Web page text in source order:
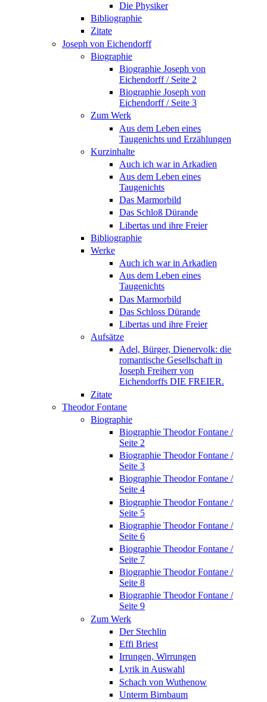
Die Physiker
Bibliographie
Zitate
Joseph von Eichendorff
Biographie
Biographie Joseph von
Eichendorff / Seite 2
Biographie Joseph von
Eichendorff / Seite 3
Zum Werk
Aus dem Leben eines
Taugenichts und Erzählungen
Kurzinhalte
Auch ich war in Arkadien
Aus dem Leben eines
Taugenichts
Das Marmorbild
Das Schloß Dürande
Libertas und ihre Freier
Bibliographie
Werke
Auch ich war in Arkadien
Aus dem Leben eines
Taugenichts
Das Marmorbild
Das Schloss Dürande
Libertas und ihre Freier
Aufsätze
Adel, Bürger, Dienervolk: die
romantische Gesellschaft in
Joseph Freiherr von
Eichendorffs DIE FREIER.
Zitate
Theodor Fontane
Biographie
Biographie Theodor Fontane /
Seite 2
Biographie Theodor Fontane /
Seite 3
Biographie Theodor Fontane /
Seite 4
Biographie Theodor Fontane /
Seite 5
Biographie Theodor Fontane /
Seite 6
Biographie Theodor Fontane /
Seite 7
Biographie Theodor Fontane /
Seite 8
Biographie Theodor Fontane /
Seite 9
Zum Werk
Der Stechlin
Effi Briest
Irrungen, Wirrungen
Lyrik in Auswahl
Schach von Wuthenow
Unterm Birnbaum